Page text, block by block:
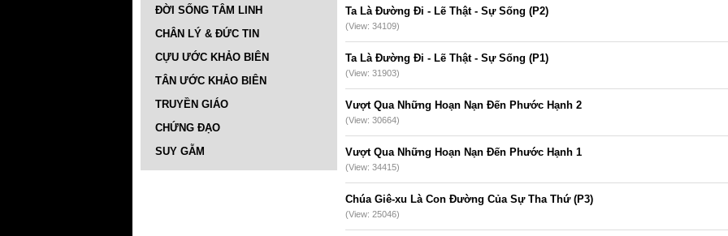
ĐỜI SỐNG TÂM LINH
CHÂN LÝ & ĐỨC TIN
CỰU ƯỚC KHẢO BIÊN
TÂN ƯỚC KHẢO BIÊN
TRUYỀN GIÁO
CHỨNG ĐẠO
SUY GẪM
Ta Là Đường Đi - Lẽ Thật - Sự Sống (P2)
(View: 34109)
Ta Là Đường Đi - Lẽ Thật - Sự Sống (P1)
(View: 31903)
Vượt Qua Những Hoạn Nạn Đến Phước Hạnh 2
(View: 30664)
Vượt Qua Những Hoạn Nạn Đến Phước Hạnh 1
(View: 34415)
Chúa Giê-xu Là Con Đường Của Sự Tha Thứ (P3)
(View: 25046)